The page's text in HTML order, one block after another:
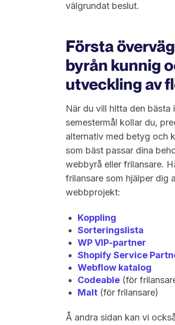
välgrundat beslut.
Första
byrån kunnig
utveckling av
När du vill hitta den bästa
semestermål kollar du,
alternativ med betyg och
som bäst passar dina
webbyrå eller frilansare.
frilansare som hjälper dig
webbprojekt:
Koppling
Sorteringslista
WP VIP-partner
Shopify Service
Webflow katalog
Codeable (för
Malt (för frilansare)
Å andra sidan kan vi